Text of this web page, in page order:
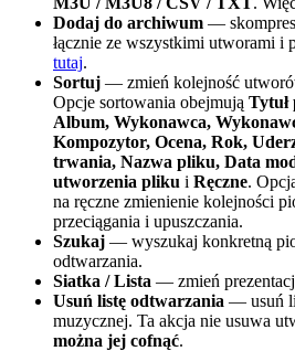
Dodaj do archiwum —
łącznie ze wszystkimi utworami i
tutaj.
Sortuj — zmień kolejność
Opcje sortowania obejmują Tytuł
Album, Wykonawca,
Kompozytor, Ocena, Rok,
trwania, Nazwa pliku, Data
utworzenia pliku i Ręczne.
na ręczne zmienienie kolejności
przeciągania i upuszczania.
Szukaj — wyszukaj konkretną
odtwarzania.
Siatka / Lista — zmień
Usuń listę odtwarzania — usuń
muzycznej. Ta akcja nie usuwa
można jej cofnąć.